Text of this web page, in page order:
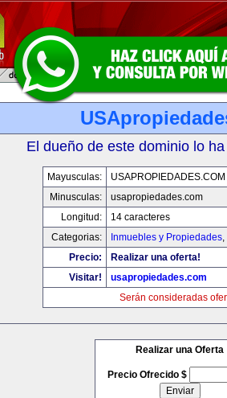
El dueño de este dominio lo
Mayusculas:
USAPROPIEDADES.COM
Minusculas:
usapropiedades.com
Longitud:
14 caracteres
Categorias:
Inmuebles y Propiedades,
Precio:
Realizar una oferta!
Visitar!
usapropiedades.com
Serán consideradas
Realizar una Oferta
Precio Ofrecido $